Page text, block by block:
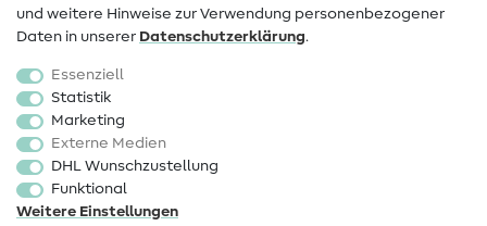
Stoffe
Sale
Schnittmuster
und weitere Hinweise zur Verwendung personenbezogener
Daten in unserer Daten­schutz­erklärung.
Essenziell
Statistik
Marketing
Externe Medien
DHL Wunschzustellung
Funktional
Weitere Einstellungen